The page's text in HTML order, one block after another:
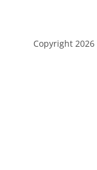
Copyright 2026